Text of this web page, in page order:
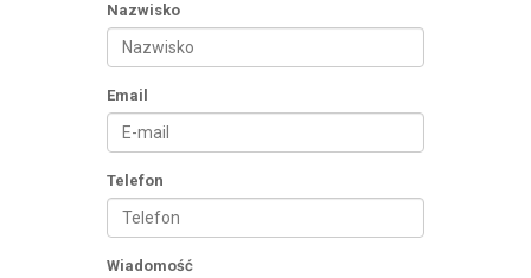
Nazwisko
Email
Telefon
Wiadomość